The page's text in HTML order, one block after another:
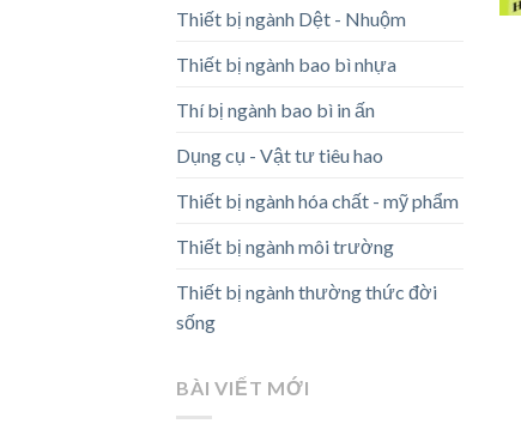
Thiết bị ngành Dệt - Nhuộm
Thiết bị ngành bao bì nhựa
Thí bị ngành bao bì in ấn
Dụng cụ - Vật tư tiêu hao
Thiết bị ngành hóa chất - mỹ phẩm
Thiết bị ngành môi trường
Thiết bị ngành thường thức đời
sống
BÀI VIẾT MỚI